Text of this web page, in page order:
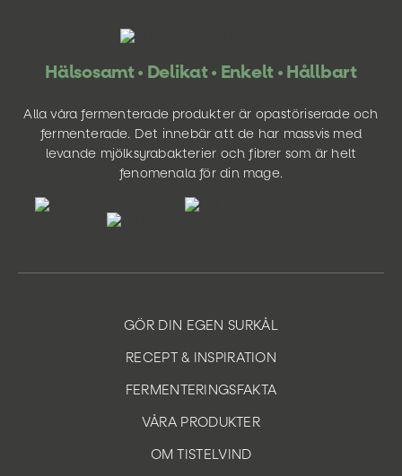
Hälsosamt • Delikat • Enkelt • Hållbart
Alla våra fermenterade produkter är opastöriserade och
fermenterade. Det innebär att de har massvis med
levande mjölksyrabakterier och fibrer som är helt
fenomenala för din mage.
GÖR DIN EGEN SURKÅL
RECEPT & INSPIRATION
FERMENTERINGSFAKTA
VÅRA PRODUKTER
OM TISTELVIND